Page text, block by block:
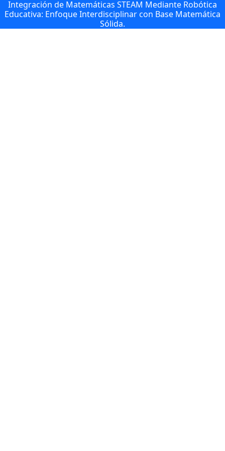
Integración de Matemáticas STEAM Mediante Robótica
Educativa: Enfoque Interdisciplinar con Base Matemática
Sólida.